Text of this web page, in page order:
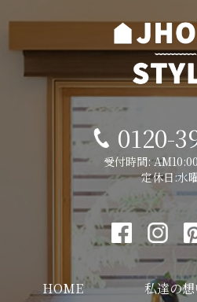
0120-
受付時間:
定休日:水
HOME 私達の